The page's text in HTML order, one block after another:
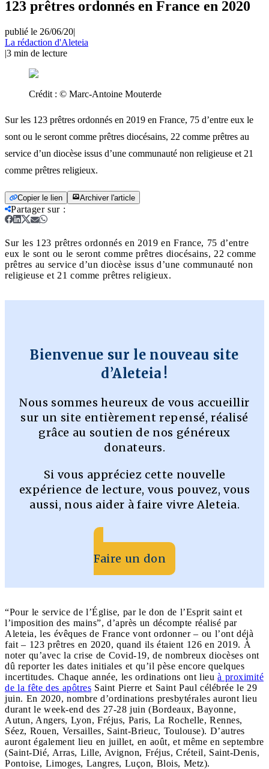
123 prêtres ordonnés en France en 2020
publié le 26/06/20|
La rédaction d'Aleteia
|3 min de lecture
Crédit : © Marc-Antoine Mouterde
Sur les 123 prêtres ordonnés en 2019 en France, 75 d’entre eux le
sont ou le seront comme prêtres diocésains, 22 comme prêtres au
service d’un diocèse issus d’une communauté non religieuse et 21
comme prêtres religieux.
Copier le lien Archiver l'article
Partager sur:
Sur les 123 prêtres ordonnés en 2019 en France, 75 d’entre
eux le sont ou le seront comme prêtres diocésains, 22 comme
prêtres au service d’un diocèse issus d’une communauté non
religieuse et 21 comme prêtres religieux.
Bienvenue sur le nouveau site
d’Aleteia !
Nous sommes heureux de vous accueillir
sur un site entièrement repensé, réalisé
grâce au soutien de nos généreux
donateurs.
Si vous appréciez cette nouvelle
expérience de lecture, vous pouvez, vous
aussi, nous aider à faire vivre Aleteia.
Faire un don
“Pour le service de l’Église, par le don de l’Esprit saint et
l’imposition des mains”, d’après un décompte réalisé par
Aleteia, les évêques de France vont ordonner – ou l’ont déjà
fait – 123 prêtres en 2020, quand ils étaient 126 en 2019. À
noter qu’avec la crise de Covid-19, de nombreux diocèses ont
dû reporter les dates initiales et qu’il pèse encore quelques
incertitudes. Chaque année, les ordinations ont lieu à proximité
de la fête des apôtres Saint Pierre et Saint Paul célébrée le 29
juin. En 2020, nombre d’ordinations presbytérales auront lieu
durant le week-end des 27-28 juin (Bordeaux, Bayonne,
Autun, Angers, Lyon, Fréjus, Paris, La Rochelle, Rennes,
Séez, Rouen, Versailles, Saint-Brieuc, Toulouse). D’autres
auront également lieu en juillet, en août, et même en septembre
(Saint-Dié, Arras, Lille, Avignon, Fréjus, Créteil, Saint-Denis,
Pontoise, Limoges, Langres, Luçon, Blois, Metz).